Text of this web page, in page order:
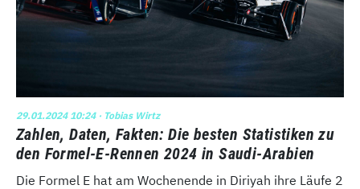
29.01.2024 10:24· Tobias Wirtz
Zahlen, Daten, Fakten: Die besten Statistiken zu
den Formel-E-Rennen 2024 in Saudi-Arabien
Die Formel E hat am Wochenende in Diriyah ihre Läufe 2